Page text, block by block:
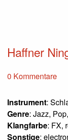
Haffner
0 Kommentare
Instrument:
Genre: Jazz,
Klangfarbe: FX,
Sonstige: